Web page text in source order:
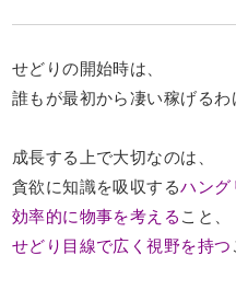
せどりの開始時は、
誰もが最初から凄い稼げるわ
成長する上で大切なのは、
貪欲に知識を吸収するハング
効率的に物事を考える こと、
せどり目線で広く視野を持つ